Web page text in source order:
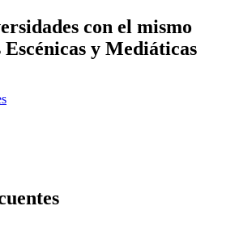
con el mismo
y Mediáticas